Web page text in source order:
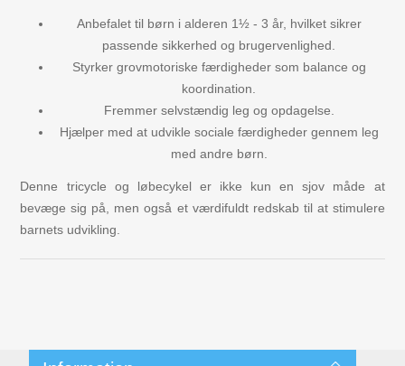
Anbefalet til børn i alderen 1½ - 3 år, hvilket sikrer
passende sikkerhed og brugervenlighed.
Styrker grovmotoriske færdigheder som balance og
koordination.
Fremmer selvstændig leg og opdagelse.
Hjælper med at udvikle sociale færdigheder gennem leg
med andre børn.
Denne tricycle og løbecykel er ikke kun en sjov måde at
bevæge sig på, men også et værdifuldt redskab til at stimulere
barnets udvikling.